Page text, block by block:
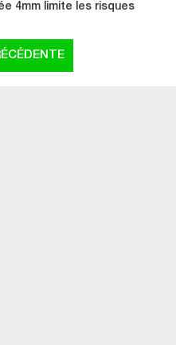
4mm limite les risques